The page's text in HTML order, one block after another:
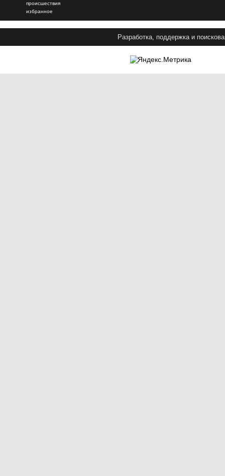
происшествия
избранное
Разработка, поддержка и